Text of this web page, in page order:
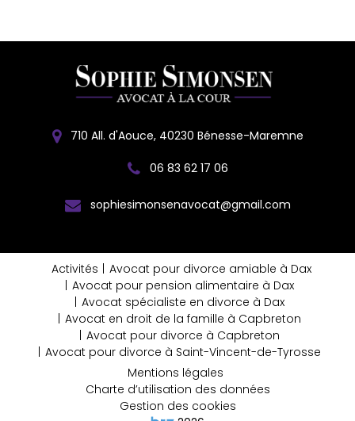
710 All. d'Aouce, 40230 Bénesse-Maremne
06 83 62 17 06
sophiesimonsenavocat@gmail.com
Activités
Avocat pour divorce amiable à Dax
Avocat pour pension alimentaire à Dax
Avocat spécialiste en divorce à Dax
Avocat en droit de la famille à Capbreton
Avocat pour divorce à Capbreton
Avocat pour divorce à Saint-Vincent-de-Tyrosse
Mentions légales
Charte d’utilisation des données
Gestion des cookies